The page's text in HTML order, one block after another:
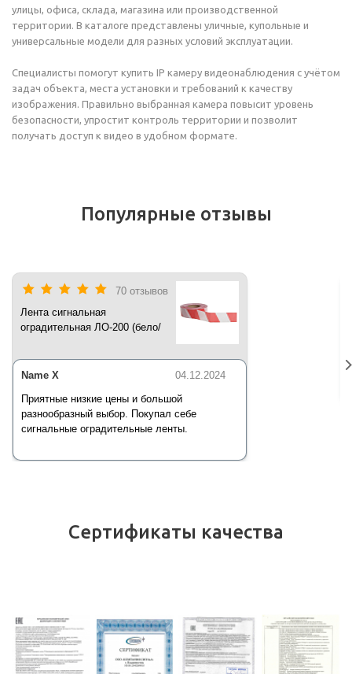
улицы, офиса, склада, магазина или производственной
территории. В каталоге представлены уличные, купольные и
универсальные модели для разных условий эксплуатации.
Специалисты помогут купить IP камеру видеонаблюдения с учётом
задач объекта, места установки и требований к качеству
изображения. Правильно выбранная камера повысит уровень
безопасности, упростит контроль территории и позволит
получать доступ к видео в удобном формате.
Популярные отзывы
70 отзывов
Лента сигнальная
оградительная ЛО-200 (бело/
04.12.2024
Name X
Приятные низкие цены и большой
разнообразный выбор. Покупал себе
сигнальные оградительные ленты.
Сертификаты качества